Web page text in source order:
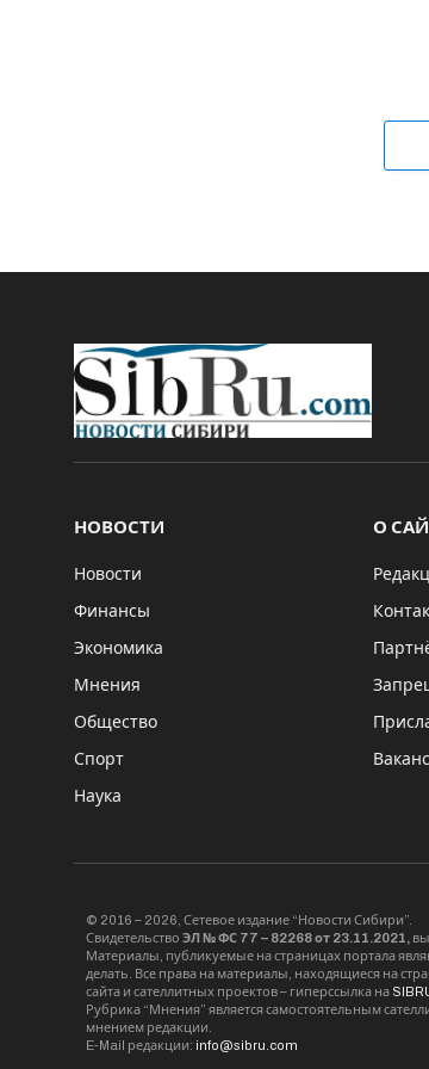
НОВОСТИ
Новости
Финансы
Экономика
Мнения
Общество
Спорт
Наука
О
© 2016 – 2026, Сетевое издание “Новости Сибири”.
Свидетельство ЭЛ № ФС 77 – 82268 от 23.11.2021,
Материалы, публикуемые на страницах портала
делать. Все права на материалы, находящиеся на
сайта и сателлитных проектов – гиперссылка на
Рубрика “Мнения” является самостоятельным
мнением редакции.
E-Mail редакции: info@sibru.com